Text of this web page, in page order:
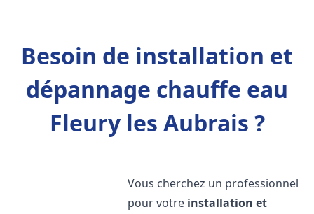
Besoin de installation et
dépannage chauffe eau
Fleury les Aubrais ?
Vous cherchez un professionnel
pour votre installation et